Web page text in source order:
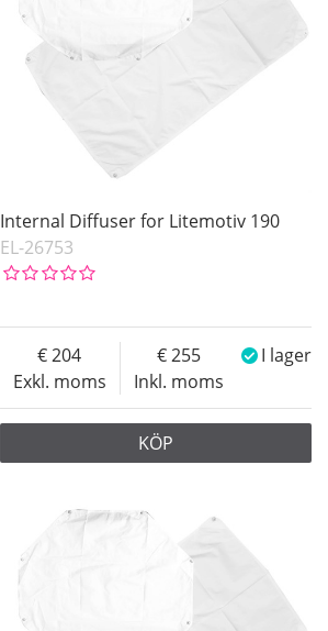
Internal Diffuser for Litemotiv 190
EL-26753
Exkl. moms
204
Inkl. moms
255 I lager
KÖP